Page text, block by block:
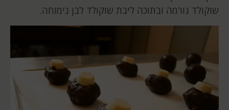
שוקולד גורמה ובתוכה ליבת שוקולד לבן נימוחה.